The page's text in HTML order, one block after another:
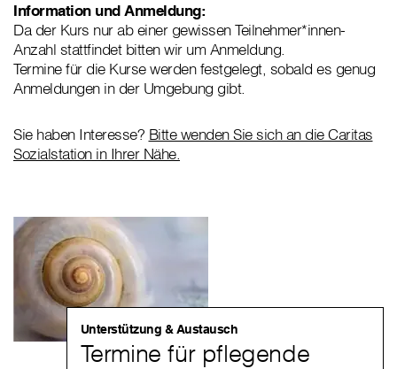
Information und Anmeldung:
Da der Kurs nur ab einer gewissen Teilnehmer*innen-
Anzahl stattfindet bitten wir um Anmeldung.
Termine für die Kurse werden festgelegt, sobald es genug
Anmeldungen in der Umgebung gibt.
Sie haben Interesse? Bitte wenden Sie sich an die Caritas
Sozialstation in Ihrer Nähe.
Unterstützung & Austausch
Termine für pflegende